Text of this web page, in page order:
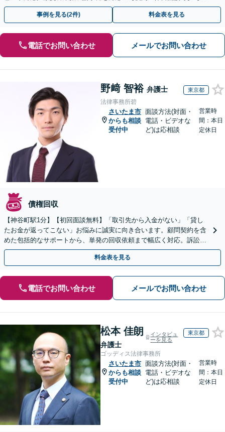
全個室】
事例を見る(2件) 料金表を見る
電話でお問い合わせ メールでお問い合わせ
野﨑 智裕 弁護士 東京都
法律事務所碧
さいたま市
からも相談
受付中
面談方法(対面・
電話・ビデオな
ど)は応相談
営業時
間：本日
定休日
債権回収
【神谷町駅1分】【初回面談無料】「取引先から入金がない」「貸し
たお金が返ってこない」お悩みに誠実に向き合います。顧問契約を含
めた包括的なサポートから、単発の回収依頼まで幅広く対応。訴訟や
交渉で、権利を守るために尽力【夜間相談可】
料金表を見る
電話でお問い合わせ メールでお問い合わせ
松本 佳朗
弁護士
インタビュ
ーを見る
東京都
ゴッディス法律事務所
さいたま市
からも相談
受付中
面談方法(対面・
電話・ビデオな
ど)は応相談
営業時
間：本日
定休日